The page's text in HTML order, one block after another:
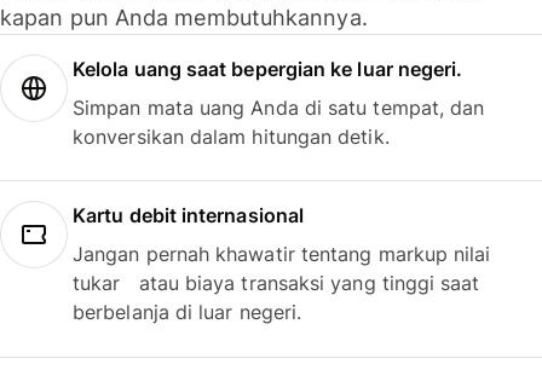
kapan pun Anda membutuhkannya.
Kelola uang saat bepergian ke luar negeri.
Simpan mata uang Anda di satu tempat, dan
konversikan dalam hitungan detik.
Kartu debit internasional
Jangan pernah khawatir tentang markup nilai
tukar atau biaya transaksi yang tinggi saat
berbelanja di luar negeri.